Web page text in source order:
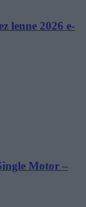
lenne 2026 e-
Motor –